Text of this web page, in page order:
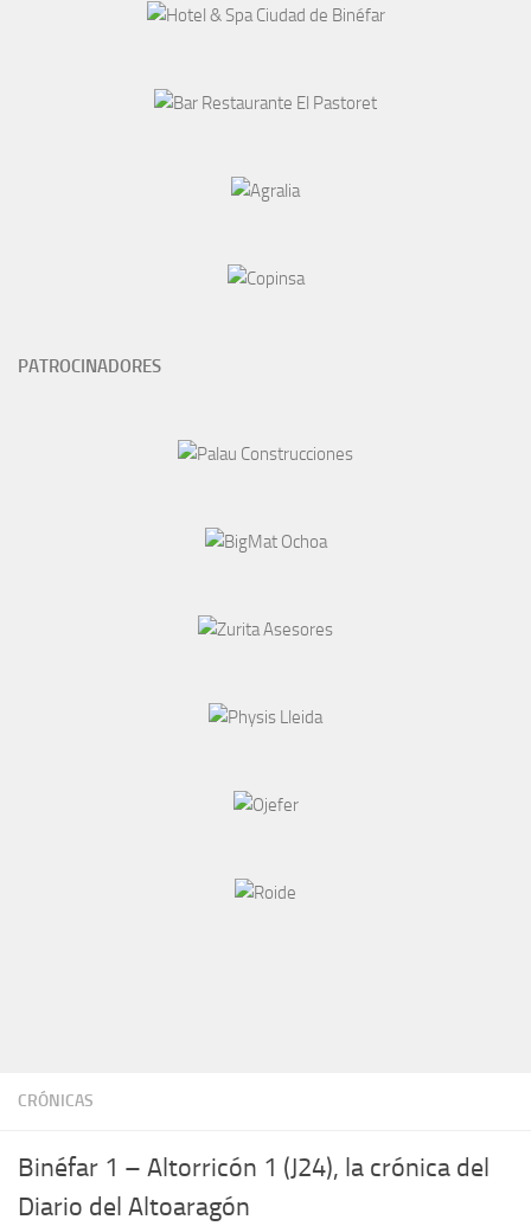
CRÓNICAS
Binéfar 1 – Altorricón 1 (J24), la crónica del
Diario del Altoaragón
PATROCINADORES